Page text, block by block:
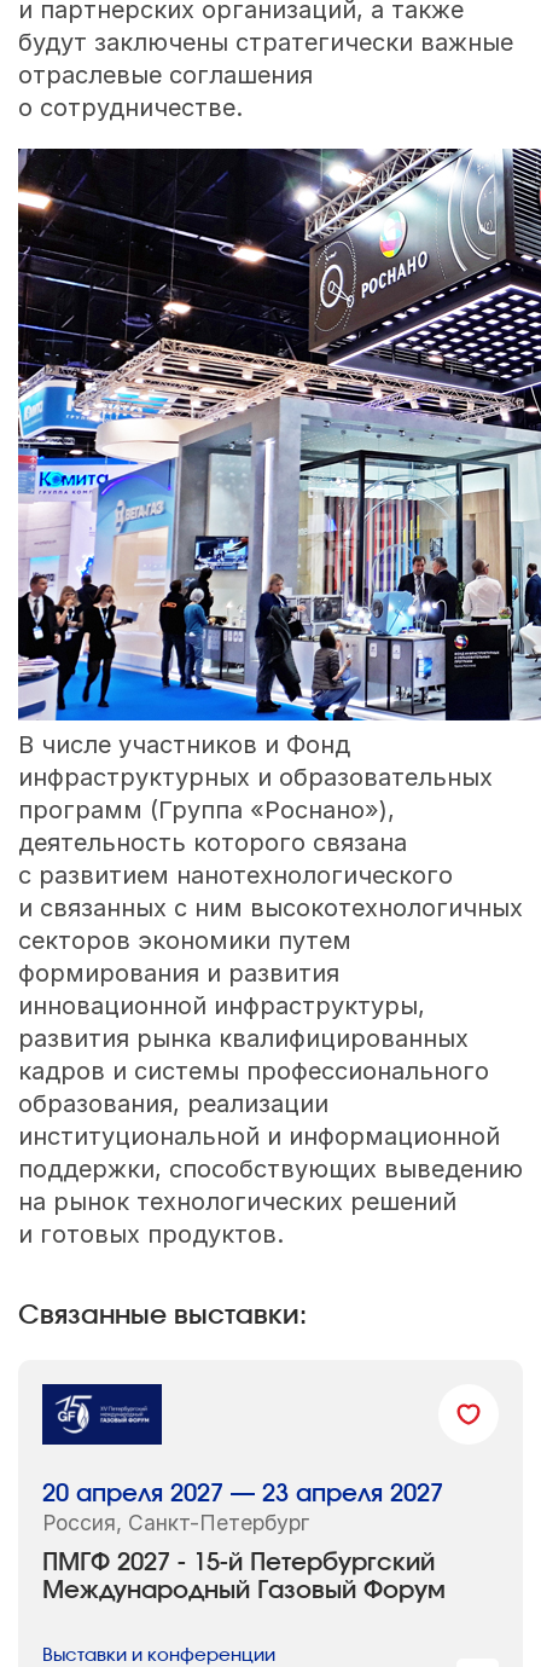
и партнерских организаций, а также
будут заключены стратегически важные
отраслевые соглашения
о сотрудничестве.
В числе участников и Фонд
инфраструктурных и образовательных
программ (Группа «Роснано»),
деятельность которого связана
с развитием нанотехнологического
и связанных с ним высокотехнологичных
секторов экономики путем
формирования и развития
инновационной инфраструктуры,
развития рынка квалифицированных
кадров и системы профессионального
образования, реализации
институциональной и информационной
поддержки, способствующих выведению
на рынок технологических решений
и готовых продуктов.
Связанные выставки:
ПМГФ 2027 - 15-й Петербургский
Международный Газовый Форум
20 апреля 2027 — 23 апреля 2027
Россия, Санкт-Петербург
Выставки и конференции